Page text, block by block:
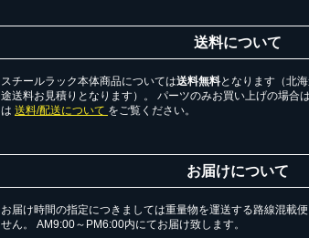
送料について
スチールラック本体商品については送料無料となります（北
途送料お見積りとなります）。 パーツのみお買い上げの場合
は 送料/配送について をご覧ください。
お届けについて
お届け時間の指定につきましては重量物を運送する路線混載
せん。 AM9:00～PM6:00内にてお届け致します。